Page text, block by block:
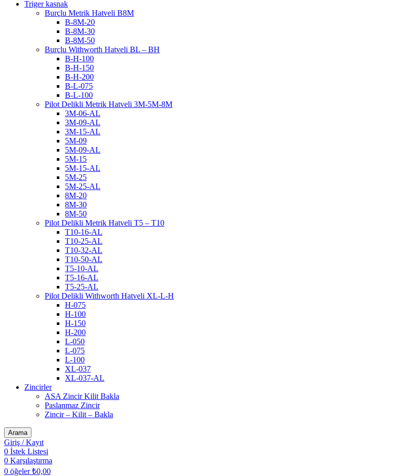
Triger kasnak
Burçlu Metrik Hatveli B8M
B-8M-20
B-8M-30
B-8M-50
Burçlu Withworth Hatveli BL – BH
B-H-100
B-H-150
B-H-200
B-L-075
B-L-100
Pilot Delikli Metrik Hatveli 3M-5M-8M
3M-06-AL
3M-09-AL
3M-15-AL
5M-09
5M-09-AL
5M-15
5M-15-AL
5M-25
5M-25-AL
8M-20
8M-30
8M-50
Pilot Delikli Metrik Hatveli T5 – T10
T10-16-AL
T10-25-AL
T10-32-AL
T10-50-AL
T5-10-AL
T5-16-AL
T5-25-AL
Pilot Delikli Withworth Hatveli XL-L-H
H-075
H-100
H-150
H-200
L-050
L-075
L-100
XL-037
XL-037-AL
Zincirler
ASA Zincir Kilit Bakla
Paslanmaz Zincir
Zincir – Kilit – Bakla
Arama
Giriş / Kayıt
0 İstek Listesi
0 Karşılaştırma
0 öğeler ₺0,00